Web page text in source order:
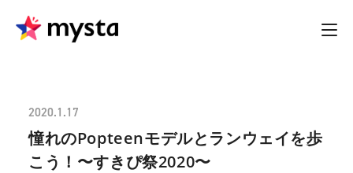
2020.1.17
憧れのPopteenモデルとランウェイを歩
こう！〜すきぴ祭2020〜